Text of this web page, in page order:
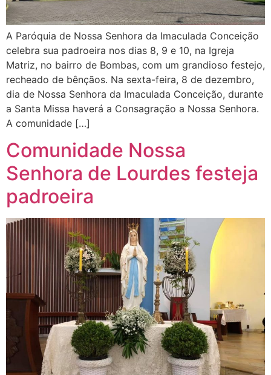
A Paróquia de Nossa Senhora da Imaculada Conceição
celebra sua padroeira nos dias 8, 9 e 10, na Igreja
Matriz, no bairro de Bombas, com um grandioso festejo,
recheado de bênçãos. Na sexta-feira, 8 de dezembro,
dia de Nossa Senhora da Imaculada Conceição, durante
a Santa Missa haverá a Consagração a Nossa Senhora.
A comunidade […]
Comunidade Nossa
Senhora de Lourdes festeja
padroeira